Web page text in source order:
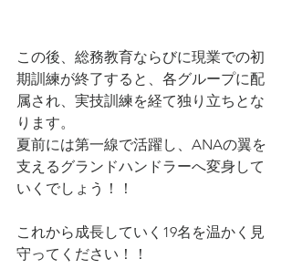
この後、総務教育ならびに現業での初
期訓練が終了すると、各グループに配
属され、実技訓練を経て独り立ちとな
ります。
夏前には第一線で活躍し、ANAの翼を
支えるグランドハンドラーへ変身して
いくでしょう！！
これから成長していく19名を温かく見
守ってください！！